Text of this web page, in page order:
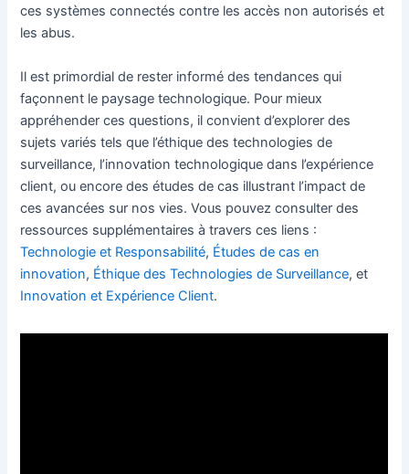
ces systèmes connectés contre les accès non autorisés et
les abus.
Il est primordial de rester informé des tendances qui
façonnent le paysage technologique. Pour mieux
appréhender ces questions, il convient d’explorer des
sujets variés tels que l’éthique des technologies de
surveillance, l’innovation technologique dans l’expérience
client, ou encore des études de cas illustrant l’impact de
ces avancées sur nos vies. Vous pouvez consulter des
ressources supplémentaires à travers ces liens :
Technologie et Responsabilité, Études de cas en
innovation, Éthique des Technologies de Surveillance, et
Innovation et Expérience Client.